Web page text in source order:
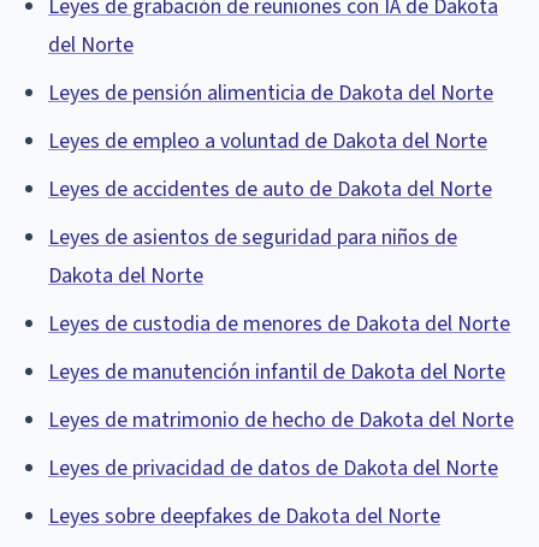
Leyes de grabación de reuniones con IA de Dakota
del Norte
Leyes de pensión alimenticia de Dakota del Norte
Leyes de empleo a voluntad de Dakota del Norte
Leyes de accidentes de auto de Dakota del Norte
Leyes de asientos de seguridad para niños de
Dakota del Norte
Leyes de custodia de menores de Dakota del Norte
Leyes de manutención infantil de Dakota del Norte
Leyes de matrimonio de hecho de Dakota del Norte
Leyes de privacidad de datos de Dakota del Norte
Leyes sobre deepfakes de Dakota del Norte